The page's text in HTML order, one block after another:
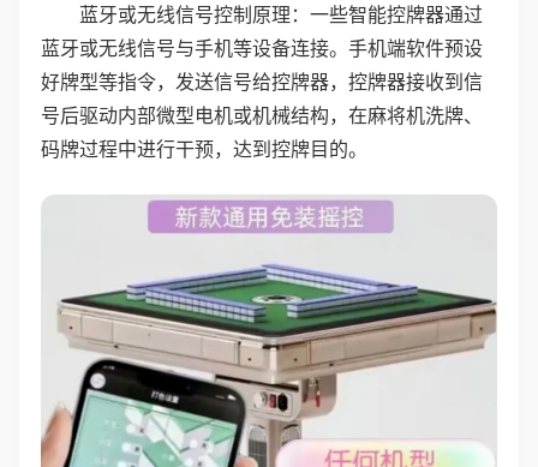
蓝牙或无线信号控制原理：一些智能控牌器通过
蓝牙或无线信号与手机等设备连接。手机端软件预设
好牌型等指令，发送信号给控牌器，控牌器接收到信
号后驱动内部微型电机或机械结构，在麻将机洗牌、
码牌过程中进行干预，达到控牌目的。